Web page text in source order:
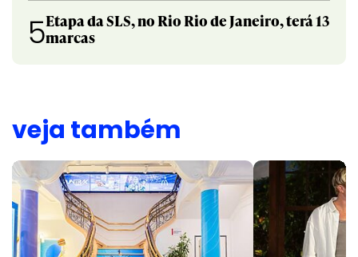
5Etapa da SLS, no Rio Rio de Janeiro, terá 13
marcas
veja também